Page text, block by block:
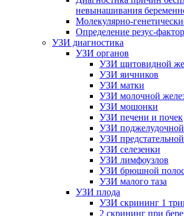
невынашивания
Молекулярно-
Определение резус-
УЗИ диагностика
УЗИ органов
УЗИ щитовидной
УЗИ яичников
УЗИ матки
УЗИ молочной
УЗИ мошонки
УЗИ печени и почек
УЗИ
УЗИ
УЗИ селезенки
УЗИ лимфоузлов
УЗИ брюшной
УЗИ малого таза
УЗИ плода
УЗИ скрининг 1
2 скрининг при